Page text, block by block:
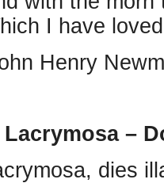
I have
Henry
Lacrymosa –
dies